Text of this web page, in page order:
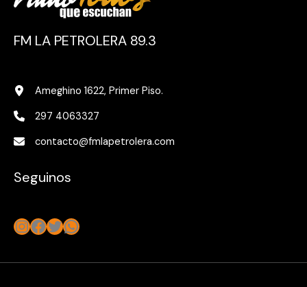
FM LA PETROLERA 89.3
Ameghino 1622, Primer Piso.
297 4063327
contacto@fmlapetrolera.com
Seguinos
Instagram
Facebook
Twitter
WhatsApp